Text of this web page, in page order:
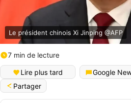
Le président chinois Xi Jinping @AFP
7 min de lecture
Lire plus tard Google
Partager